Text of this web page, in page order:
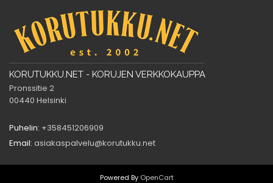
KORUTUKKU.NET - KORUJEN VERKKOKAUPPA
Pronssitie 2
00440 Helsinki
Puhelin: +358451206909
Email: asiakaspalvelu@korutukku.net
Powered By OpenCart